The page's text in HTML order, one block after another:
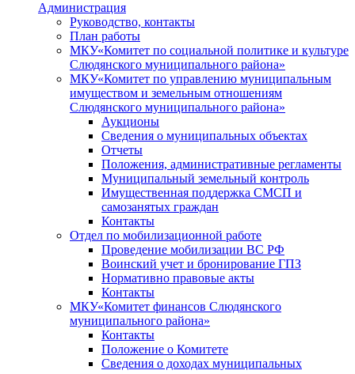
Администрация
Руководство, контакты
План работы
МКУ«Комитет по социальной политике и культуре
Слюдянского муниципального района»
МКУ«Комитет по управлению муниципальным
имуществом и земельным отношениям
Слюдянского муниципального района»
Аукционы
Сведения о муниципальных объектах
Отчеты
Положения, административные регламенты
Муниципальный земельный контроль
Имущественная поддержка СМСП и
самозанятых граждан
Контакты
Отдел по мобилизационной работе
Проведение мобилизации ВС РФ
Воинский учет и бронирование ГПЗ
Нормативно правовые акты
Контакты
МКУ«Комитет финансов Слюдянского
муниципального района»
Контакты
Положение о Комитете
Сведения о доходах муниципальных